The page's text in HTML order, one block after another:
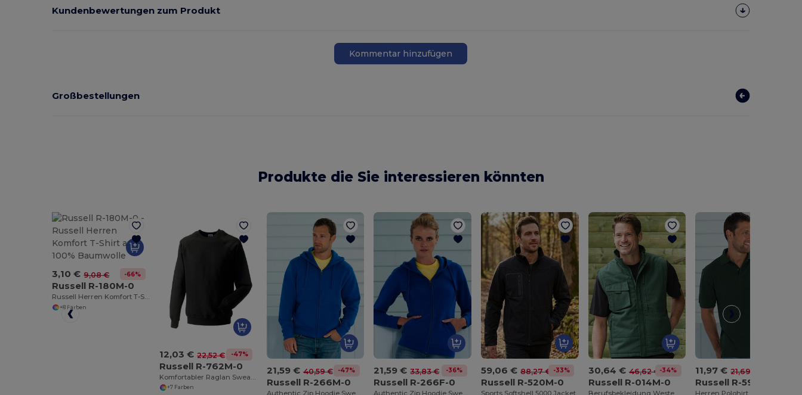
Kundenbewertungen zum Produkt
Kommentar hinzufügen
Großbestellungen
Produkte die Sie interessieren könnten
3,10 € 9,08 € -66%
Russell R-180M-0
Russell Herren Komfort T-Shirt aus 100% Baumwolle
+8 Farben
12,03 € 22,52 € -47%
Russell R-762M-0
+7 Farben
21,59 € 40,59 € -47%
Russell R-266M-0
Authentic Zip Hoodie Sweatshirt
21,59 € 33,83 € -36%
Russell R-266F-0
59,06 € 88,27 € -33%
Russell R-520M-0
Sports Softshell 5000 Jacket
30,64 € 46,62 € -34%
Russell R-014M-0
Berufsbekleidung Weste
11,97 € 21,69 €
Russell R-599M-0